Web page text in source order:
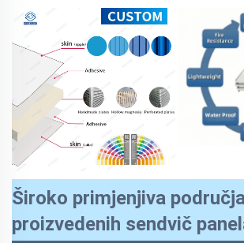
Široko primjenjiva
proizvedenih sendvič